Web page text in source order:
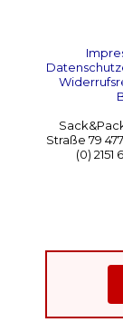
Straße 79
(0)